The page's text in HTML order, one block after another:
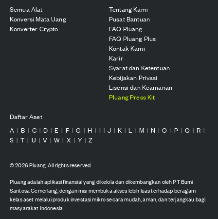
Semua Alat
Konversi Mata Uang
Konverter Crypto
Tentang Kami
Pusat Bantuan
FAQ Pluang
FAQ Pluang Plus
Kontak Kami
Karir
Syarat dan Ketentuan
Kebijakan Privasi
Lisensi dan Keamanan
Pluang Press Kit
Daftar Aset
A | B | C | D | E | F | G | H | I | J | K | L | M | N | O | P | Q | R |
S | T | U | V | W | X | Y | Z
©2026Pluang. All rights reserved.
Pluang adalah aplikasi finansial yang dikelola dan dikembangkan oleh PT Bumi
Santosa Cemerlang, dengan misi membuka akses lebih luas terhadap beragam
kelas aset melalui produk investasi mikro secara mudah, aman, dan terjangkau bagi
masyarakat Indonesia.